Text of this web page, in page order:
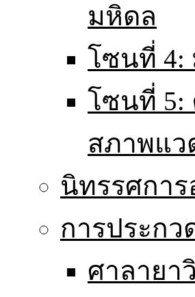
มหิดล
โซนที่ 4:
โซนที่ 5:
สภาพแ
นิทรรศกา
การประกว
ศาลายา